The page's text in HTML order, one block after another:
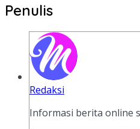
Penulis
Redaksi
Informasi berita online